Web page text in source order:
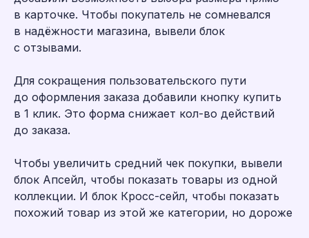
в карточке. Чтобы покупатель не сомневался
в надёжности магазина, вывели блок
с отзывами.
Для сокращения пользовательского пути
до оформления заказа добавили кнопку купить
в 1 клик. Это форма снижает кол-во действий
до заказа.
Чтобы увеличить средний чек покупки, вывели
блок Апсейл, чтобы показать товары из одной
коллекции. И блок Кросс-сейл, чтобы показать
похожий товар из этой же категории, но дороже
Смотреть сайт ➔